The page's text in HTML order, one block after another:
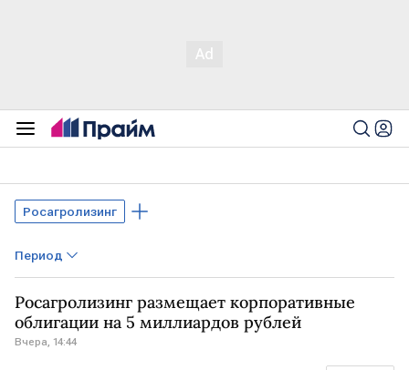
Росагролизинг
Период
Росагролизинг размещает корпоративные
облигации на 5 миллиардов рублей
Вчера, 14:44